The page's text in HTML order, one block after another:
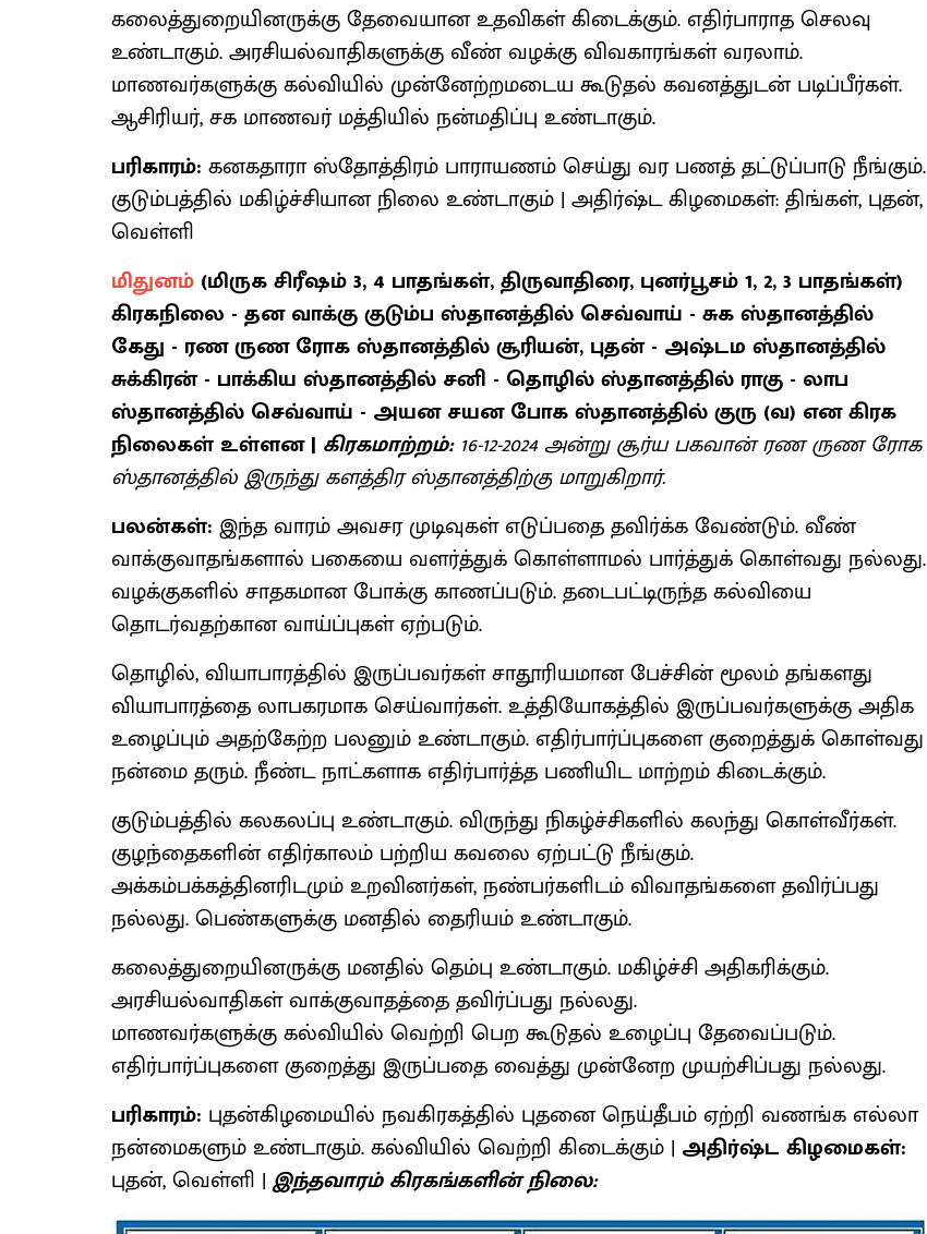
கலைத்துறையினருக்கு தேவையான உதவிகள் கிடைக்கும். எதிர்பாராத செலவு
உண்டாகும். அரசியல்வாதிகளுக்கு வீண் வழக்கு விவகாரங்கள் வரலாம்.
மாணவர்களுக்கு கல்வியில் முன்னேற்றமடைய கூடுதல் கவனத்துடன் படிப்பீர்கள்.
ஆசிரியர், சக மாணவர் மத்தியில் நன்மதிப்பு உண்டாகும்.
பரிகாரம்: கனகதாரா ஸ்தோத்திரம் பாராயணம் செய்து வர பணத் தட்டுப்பாடு நீங்கும்.
குடும்பத்தில் மகிழ்ச்சியான நிலை உண்டாகும் | அதிர்ஷ்ட கிழமைகள்: திங்கள், புதன்,
வெள்ளி
மிதுனம் (மிருக சிரீஷம் 3, 4 பாதங்கள், திருவாதிரை, புனர்பூசம் 1, 2, 3 பாதங்கள்)
கிரகநிலை - தன வாக்கு குடும்ப ஸ்தானத்தில் செவ்வாய் - சுக ஸ்தானத்தில்
கேது - ரண ருண ரோக ஸ்தானத்தில் சூரியன், புதன் - அஷ்டம ஸ்தானத்தில்
சுக்கிரன் - பாக்கிய ஸ்தானத்தில் சனி - தொழில் ஸ்தானத்தில் ராகு - லாப
ஸ்தானத்தில் செவ்வாய் - அயன சயன போக ஸ்தானத்தில் குரு (வ) என கிரக
நிலைகள் உள்ளன | கிரகமாற்றம்:16-12-2024 அன்று சூர்ய பகவான் ரண ருண ரோக
ஸ்தானத்தில் இருந்து களத்திர ஸ்தானத்திற்கு மாறுகிறார்.
பலன்கள்: இந்த வாரம் அவசர முடிவுகள் எடுப்பதை தவிர்க்க வேண்டும். வீண்
வாக்குவாதங்களால் பகையை வளர்த்துக் கொள்ளாமல் பார்த்துக் கொள்வது நல்லது.
வழக்குகளில் சாதகமான போக்கு காணப்படும். தடைபட்டிருந்த கல்வியை
தொடர்வதற்கான வாய்ப்புகள் ஏற்படும்.
தொழில், வியாபாரத்தில் இருப்பவர்கள் சாதூரியமான பேச்சின் மூலம் தங்களது
வியாபாரத்தை லாபகரமாக செய்வார்கள். உத்தியோகத்தில் இருப்பவர்களுக்கு அதிக
உழைப்பும் அதற்கேற்ற பலனும் உண்டாகும். எதிர்பார்ப்புகளை குறைத்துக் கொள்வது
நன்மை தரும். நீண்ட நாட்களாக எதிர்பார்த்த பணியிட மாற்றம் கிடைக்கும்.
குடும்பத்தில் கலகலப்பு உண்டாகும். விருந்து நிகழ்ச்சிகளில் கலந்து கொள்வீர்கள்.
குழந்தைகளின் எதிர்காலம் பற்றிய கவலை ஏற்பட்டு நீங்கும்.
அக்கம்பக்கத்தினரிடமும் உறவினர்கள், நண்பர்களிடம் விவாதங்களை தவிர்ப்பது
நல்லது. பெண்களுக்கு மனதில் தைரியம் உண்டாகும்.
கலைத்துறையினருக்கு மனதில் தெம்பு உண்டாகும். மகிழ்ச்சி அதிகரிக்கும்.
அரசியல்வாதிகள் வாக்குவாதத்தை தவிர்ப்பது நல்லது.
மாணவர்களுக்கு கல்வியில் வெற்றி பெற கூடுதல் உழைப்பு தேவைப்படும்.
எதிர்பார்ப்புகளை குறைத்து இருப்பதை வைத்து முன்னேற முயற்சிப்பது நல்லது.
பரிகாரம்: புதன்கிழமையில் நவகிரகத்தில் புதனை நெய்தீபம் ஏற்றி வணங்க எல்லா
நன்மைகளும் உண்டாகும். கல்வியில் வெற்றி கிடைக்கும் | அதிர்ஷ்ட கிழமைகள்:
புதன், வெள்ளி |இந்தவாரம் கிரகங்களின் நிலை: